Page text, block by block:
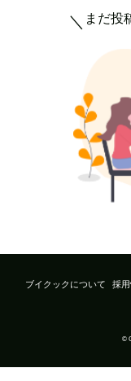
＼ まだ投
ブイクックについて 採
©